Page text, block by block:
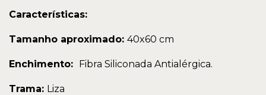
Características:
Tamanho aproximado: 40x60 cm
Enchimento: Fibra Siliconada Antialérgica.
Trama: Liza